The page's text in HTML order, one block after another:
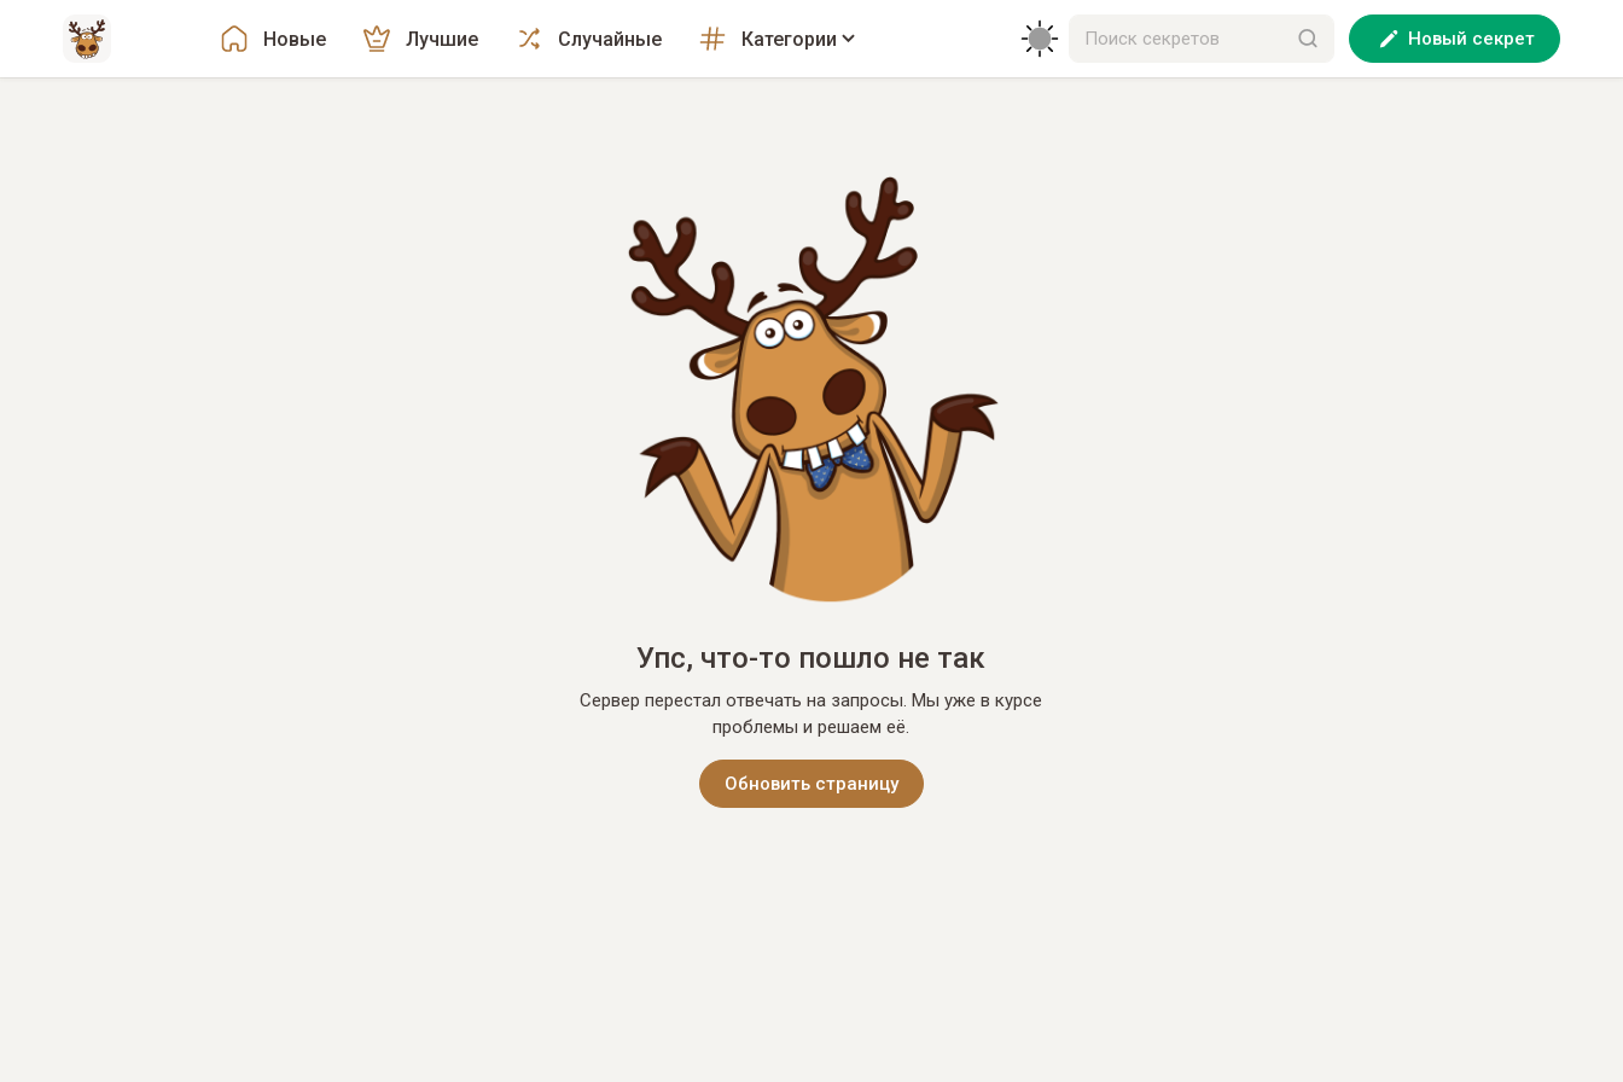
Новые Лучшие Случайные Категории Новый секрет
Упс, что-то пошло не так
Сервер перестал отвечать на запросы. Мы уже в курсе
проблемы и решаем её.
Обновить страницу